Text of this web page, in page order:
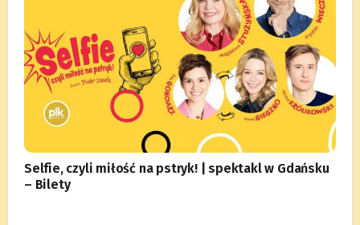
Selfie, czyli miłość na pstryk! | spektakl w Gdańsku
– Bilety